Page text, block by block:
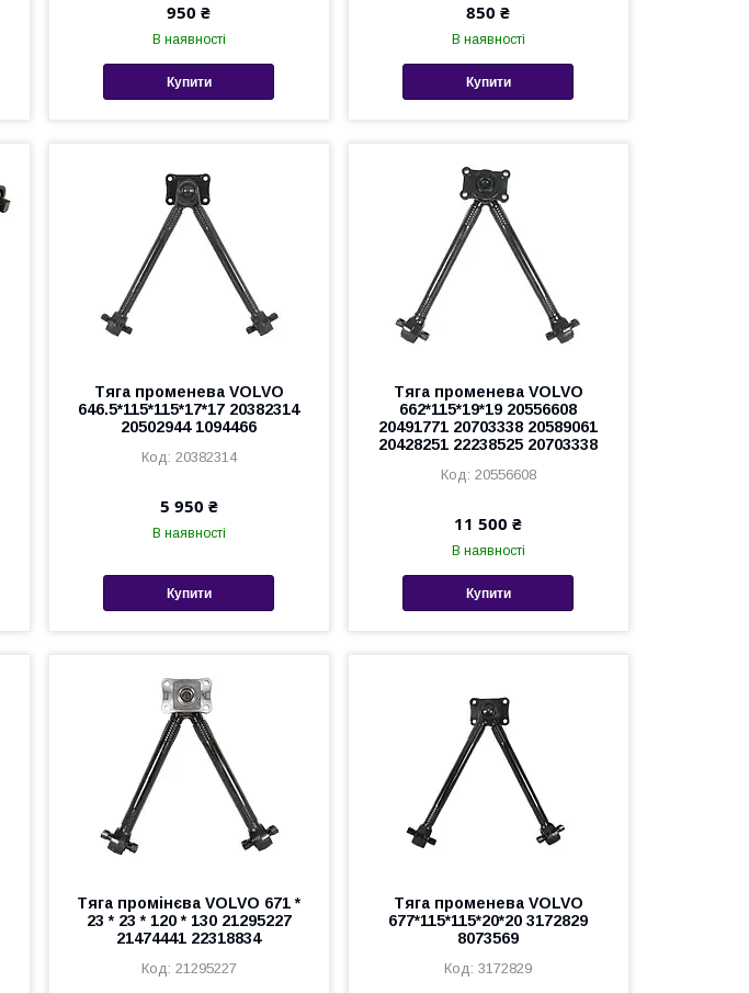
950 ₴
В наявності
Купити
850 ₴
В наявності
Купити
Тяга променева VOLVO
646.5*115*115*17*17 20382314
20502944 1094466
20382314
5 950 ₴
В наявності
Купити
Тяга променева VOLVO
662*115*19*19 20556608
20491771 20703338 20589061
20428251 22238525 20703338
20556608
11 500 ₴
В наявності
Купити
Тяга промінєва VOLVO 671 *
23 * 23 * 120 * 130 21295227
21474441 22318834
21295227
Тяга променева VOLVO
677*115*115*20*20 3172829
8073569
3172829